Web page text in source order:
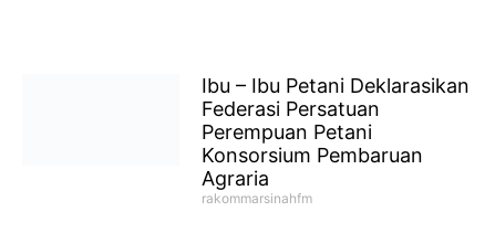
Ibu – Ibu Petani Deklarasikan
Federasi Persatuan
Perempuan Petani
Konsorsium Pembaruan
Agraria
rakommarsinahfm